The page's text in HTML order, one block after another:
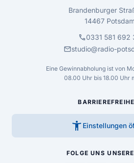
Brandenburger
14467
call0331 581 692
mailstudio@radio-
Eine Gewinnabholung ist von
08.00 Uhr bis 18.00 Uhr
accessibility_new Einstellungen
FOLGE UNS